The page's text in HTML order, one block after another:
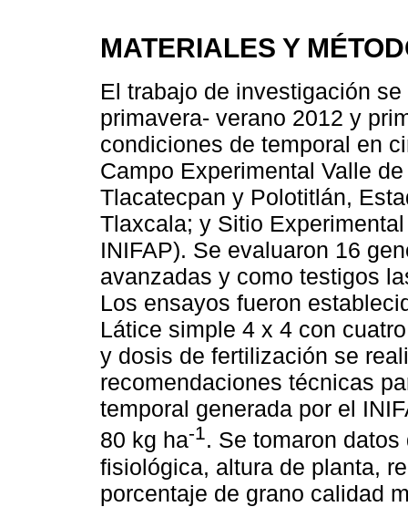
MATERIALES Y
El trabajo de investigación
primavera- verano 2012 y
condiciones de temporal en
Campo Experimental Valle
Tlacatecpan y Polotitlán,
Tlaxcala; y Sitio
INIFAP). Se evaluaron 16
avanzadas y como testigos
Los ensayos fueron
Látice simple 4 x 4 con
y dosis de fertilización se
recomendaciones técnicas
temporal generada por el
80 kg ha-1. Se tomaron
fisiológica, altura de planta,
porcentaje de grano calidad